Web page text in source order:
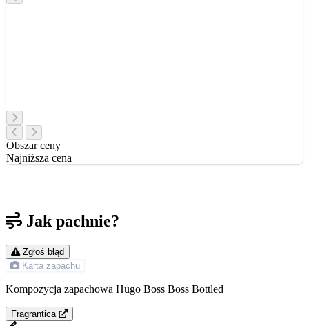
Obszar ceny
Najniższa cena
Jak pachnie?
Zgłoś błąd
Karta zapachu
Kompozycja zapachowa Hugo Boss Boss Bottled
Fragrantica